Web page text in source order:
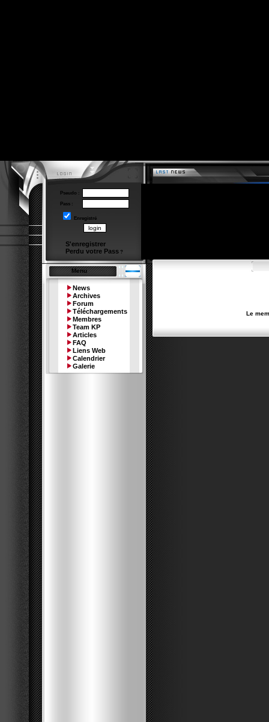
Pseudo :
Pass :
Enregistré
S'enregistrer
Perdu votre Pass ?
Menu
News
Archives
Forum
Téléchargements
Membres
Team KP
Articles
FAQ
Liens Web
Calendrier
Galerie
Le